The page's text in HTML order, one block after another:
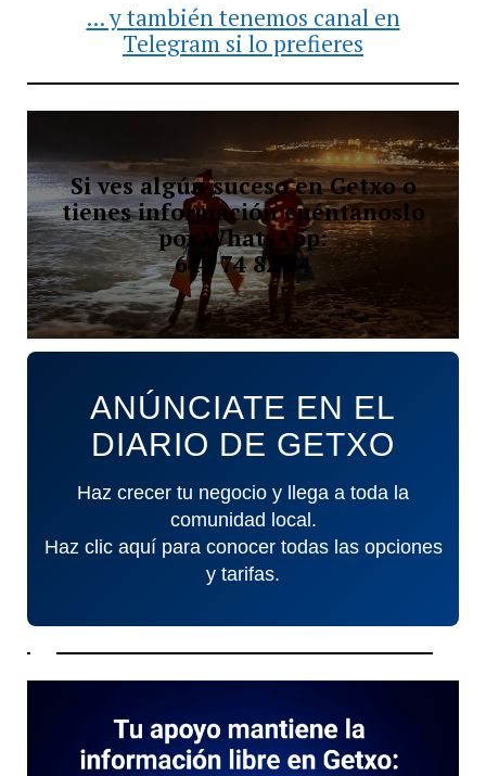
... y también tenemos canal en
Telegram si lo prefieres
Si ves algún suceso en Getxo o
tienes información cuéntanoslo
por WhatsApp:
644 74 82 84
ANÚNCIATE EN EL
DIARIO DE GETXO
Haz crecer tu negocio y llega a toda la
comunidad local.
Haz clic aquí para conocer todas las opciones
y tarifas.